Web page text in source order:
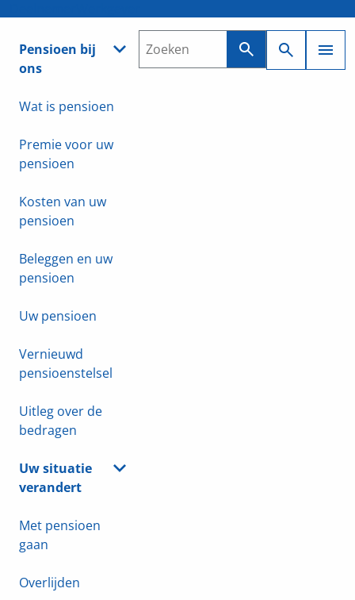
Pensioen bij
ons
Wat is pensioen
Premie voor uw
pensioen
Kosten van uw
pensioen
Beleggen en uw
pensioen
Uw pensioen
Vernieuwd
pensioenstelsel
Uitleg over de
bedragen
Uw situatie
verandert
Met pensioen
gaan
Overlijden